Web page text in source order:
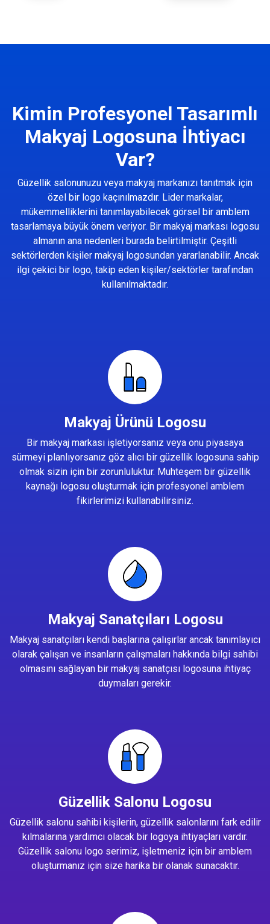
Kimin Profesyonel Tasarımlı
Makyaj Logosuna İhtiyacı
Var?
Güzellik salonunuzu veya makyaj markanızı tanıtmak için
özel bir logo kaçınılmazdır. Lider markalar,
mükemmelliklerini tanımlayabilecek görsel bir amblem
tasarlamaya büyük önem veriyor. Bir makyaj markası logosu
almanın ana nedenleri burada belirtilmiştir. Çeşitli
sektörlerden kişiler makyaj logosundan yararlanabilir. Ancak
ilgi çekici bir logo, takip eden kişiler/sektörler tarafından
kullanılmaktadır.
Makyaj Ürünü Logosu
Bir makyaj markası işletiyorsanız veya onu piyasaya
sürmeyi planlıyorsanız göz alıcı bir güzellik logosuna sahip
olmak sizin için bir zorunluluktur. Muhteşem bir güzellik
kaynağı logosu oluşturmak için profesyonel amblem
fikirlerimizi kullanabilirsiniz.
Makyaj Sanatçıları Logosu
Makyaj sanatçıları kendi başlarına çalışırlar ancak tanımlayıcı
olarak çalışan ve insanların çalışmaları hakkında bilgi sahibi
olmasını sağlayan bir makyaj sanatçısı logosuna ihtiyaç
duymaları gerekir.
Güzellik Salonu Logosu
Güzellik salonu sahibi kişilerin, güzellik salonlarını fark edilir
kılmalarına yardımcı olacak bir logoya ihtiyaçları vardır.
Güzellik salonu logo serimiz, işletmeniz için bir amblem
oluşturmanız için size harika bir olanak sunacaktır.